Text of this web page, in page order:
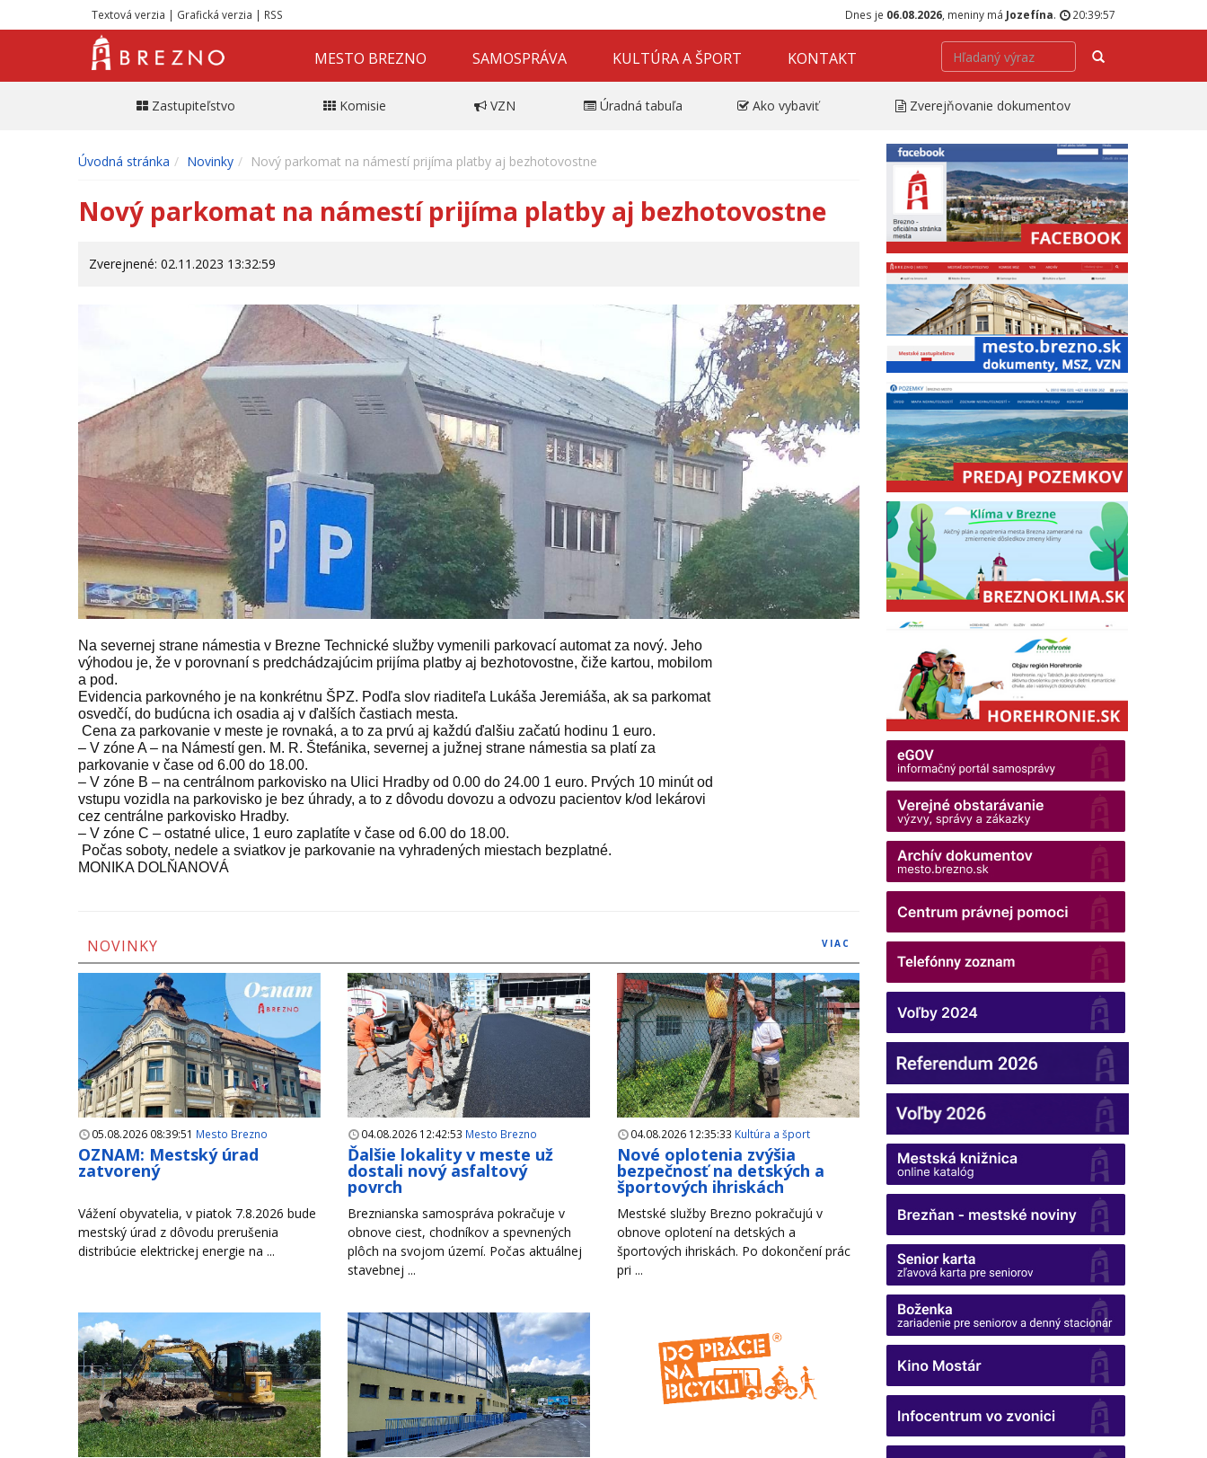
Textová verzia | Grafická verzia | RSS Dnes je 06.08.2026 , meniny má Jozefína. 20:39:58
MESTO BREZNO SAMOSPRÁVA KULTÚRA A ŠPORT KONTAKT Hľadať
Zastupiteľstvo Komisie VZN Úradná tabuľa Ako vybaviť Zverejňovanie dokumentov
Úvodná stránka Novinky Nový parkomat na námestí prijíma platby aj bezhotovostne
Nový parkomat na námestí prijíma platby aj bezhotovostne
Zverejnené: 02.11.2023 13:32:59
Na severnej strane námestia v Brezne Technické služby vymenili parkovací automat za nový. Jeho
výhodou je, že v porovnaní s predchádzajúcim prijíma platby aj bezhotovostne, čiže kartou, mobilom
a pod.
Evidencia parkovného je na konkrétnu ŠPZ. Podľa slov riaditeľa Lukáša Jeremiáša, ak sa parkomat
osvedčí, do budúcna ich osadia aj v ďalších častiach mesta.
Cena za parkovanie v meste je rovnaká, a to za prvú aj každú ďalšiu začatú hodinu 1 euro.
– V zóne A – na Námestí gen. M. R. Štefánika, severnej a južnej strane námestia sa platí za
parkovanie v čase od 6.00 do 18.00.
– V zóne B – na centrálnom parkovisko na Ulici Hradby od 0.00 do 24.00 1 euro. Prvých 10 minút od
vstupu vozidla na parkovisko je bez úhrady, a to z dôvodu dovozu a odvozu pacientov k/od lekárovi
cez centrálne parkovisko Hradby.
– V zóne C – ostatné ulice, 1 euro zaplatíte v čase od 6.00 do 18.00.
Počas soboty, nedele a sviatkov je parkovanie na vyhradených miestach bezplatné.
MONIKA DOLŇANOVÁ
NOVINKY VIAC
05.08.2026 08:39:51 Mesto Brezno
OZNAM: Mestský úrad
zatvorený
Vážení obyvatelia, v piatok 7.8.2026 bude
mestský úrad z dôvodu prerušenia
distribúcie elektrickej energie na ...
04.08.2026 12:42:53 Mesto Brezno
Ďalšie lokality v meste už
dostali nový asfaltový
povrch
Breznianska samospráva pokračuje v
obnove ciest, chodníkov a spevnených
plôch na svojom území. Počas aktuálnej
stavebnej ...
04.08.2026 12:35:33 Kultúra a šport
Nové oplotenia zvýšia
bezpečnosť na detských a
športových ihriskách
Mestské služby Brezno pokračujú v
obnove oplotení na detských a
športových ihriskách. Po dokončení prác
pri ...